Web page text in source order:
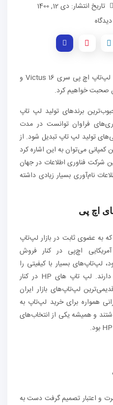
تاریخ انتشار: دی 12, 1400
در این مقاله در مورد مقایسه دو لپ‌تاپ اچ پی سری Victus 16 و
برندهای تولید لپ تاپ
فراوان توانست در مدت
تولید لپ تاپ تبدیل شود. از
کمپانی می‌توان به این اشاره کرد
شرکت فناوری اطلاعات در جهان
نام‌آوری بسیار زیادی داشته
اچ پی
عضوی ثابت در بازار لپ‌تاپ
اچ‌پی در کنار فروش
لپ‌تاپ‌های بسیار با کیفیتی را
تولید می‌کند که شهرتی جهانی دارند. لپ تاپ های HP در کنار
لپ‌تاپ‌های بازار ایران
همواره برای خرید لپ‌تاپ به
و همیشه یکی از انتخاب‌های
و اعتبار تصمیم گرفت دست به